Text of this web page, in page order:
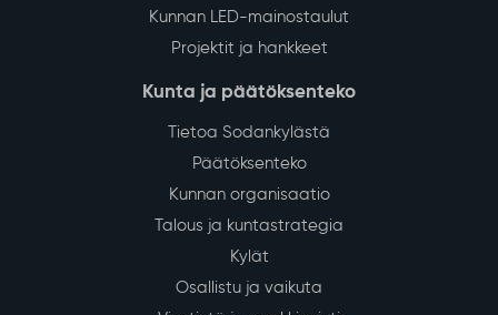
Kunnan LED-mainostaulut
Projektit ja hankkeet
Kunta ja päätöksenteko
Tietoa Sodankylästä
Päätöksenteko
Kunnan organisaatio
Talous ja kuntastrategia
Kylät
Osallistu ja vaikuta